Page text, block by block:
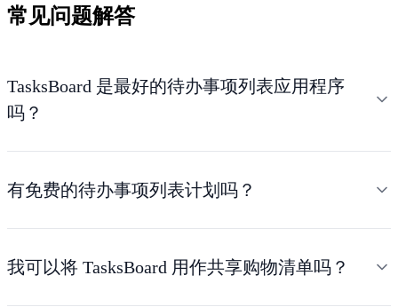
常见问题解答
TasksBoard 是最好的待办事项列表应用程序
吗？
有免费的待办事项列表计划吗？
我可以将 TasksBoard 用作共享购物清单吗？